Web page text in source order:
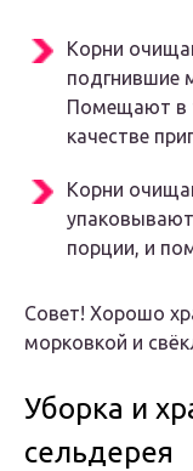
Корни
подгнившие
Помещают в
качестве
Корни
порции, и
Совет! Хорошо
морковкой и
Уборка и
сельдерея